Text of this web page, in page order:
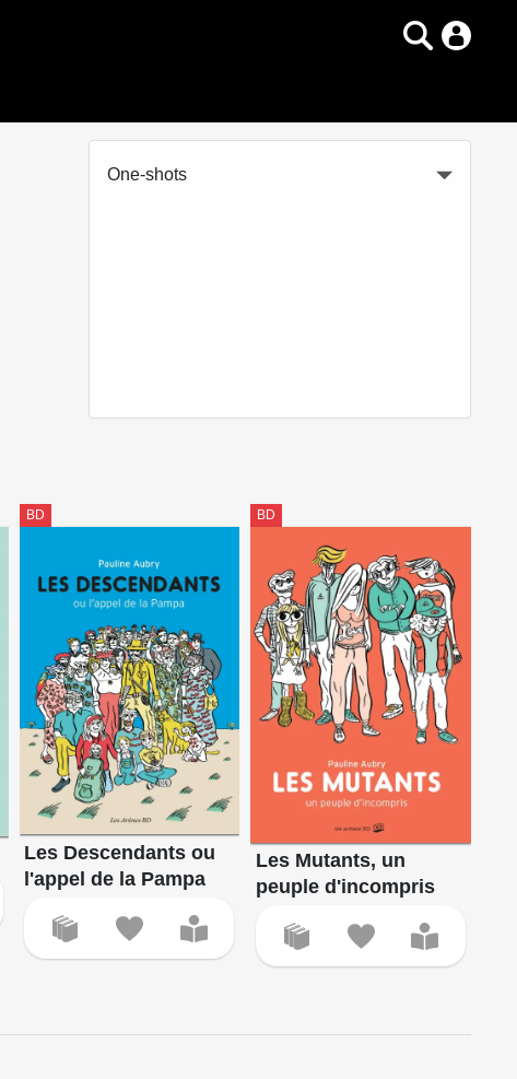
One-shots
BD
Les Descendants ou
l'appel de la Pampa
BD
Les Mutants, un
peuple d'incompris